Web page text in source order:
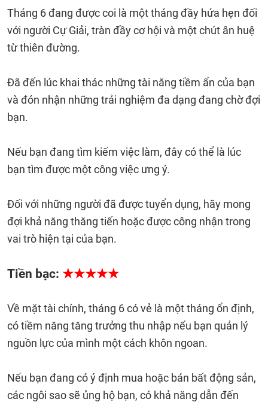
Tháng 6 đang được coi là một tháng đầy hứa hẹn đối
với người Cự Giải, tràn đầy cơ hội và một chút ân huệ
từ thiên đường.
Đã đến lúc khai thác những tài năng tiềm ẩn của bạn
và đón nhận những trải nghiệm đa dạng đang chờ đợi
bạn.
Nếu bạn đang tìm kiếm việc làm, đây có thể là lúc
bạn tìm được một công việc ưng ý.
Đối với những người đã được tuyển dụng, hãy mong
đợi khả năng thăng tiến hoặc được công nhận trong
vai trò hiện tại của bạn.
Tiền bạc: ★★★★★
Về mặt tài chính, tháng 6 có vẻ là một tháng ổn định,
có tiềm năng tăng trưởng thu nhập nếu bạn quản lý
nguồn lực của mình một cách khôn ngoan.
Nếu bạn đang có ý định mua hoặc bán bất động sản,
các ngôi sao sẽ ủng hộ bạn, có khả năng dẫn đến